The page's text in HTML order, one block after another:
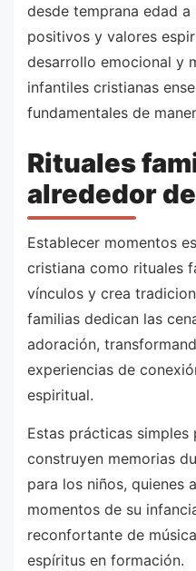
desde temprana edad a
positivos y valores
desarrollo emocional y
infantiles cristianas
fundamentales de
Rituales
alrededor
Establecer momentos
cristiana como rituales
vínculos y crea
familias dedican las
adoración,
experiencias de
espiritual.
Estas prácticas simples
construyen memorias
para los niños, quienes
momentos de su
reconfortante de
espíritus en formación.